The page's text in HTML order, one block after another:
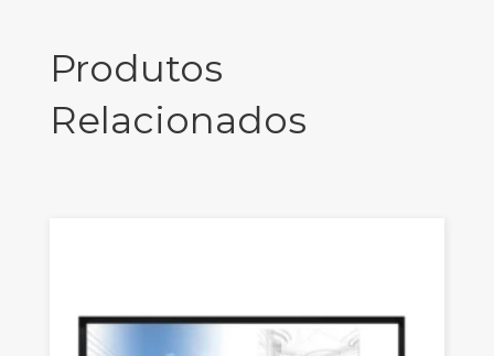
Produtos
Relacionados